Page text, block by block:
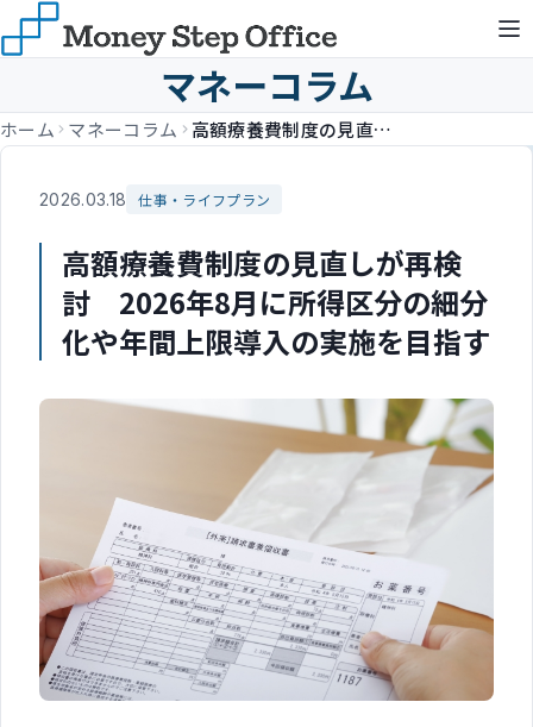
マネーコラム
ホーム マネーコラム 高額療養費制度の見直しが再検討 2026年8月に所得区分の細分化や年間上限導入の実施を目指す
2026.03.18 仕事・ライフプラン
高額療養費制度の見直しが再検
討 2026年8月に所得区分の細分
化や年間上限導入の実施を目指す